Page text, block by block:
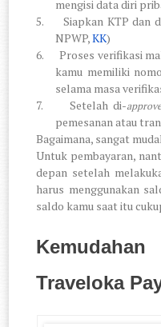
mengisi data diri
5.
Siapkan KTP dan
NPWP,KK)
6.
Proses verifikasi
kamu memiliki
selama masa
7.
Setelah di-approve
pemesanan atau
Bagaimana, sangat
Untuk pembayaran,
depan setelah
harus menggunakan
saldo kamu saat itu
Traveloka